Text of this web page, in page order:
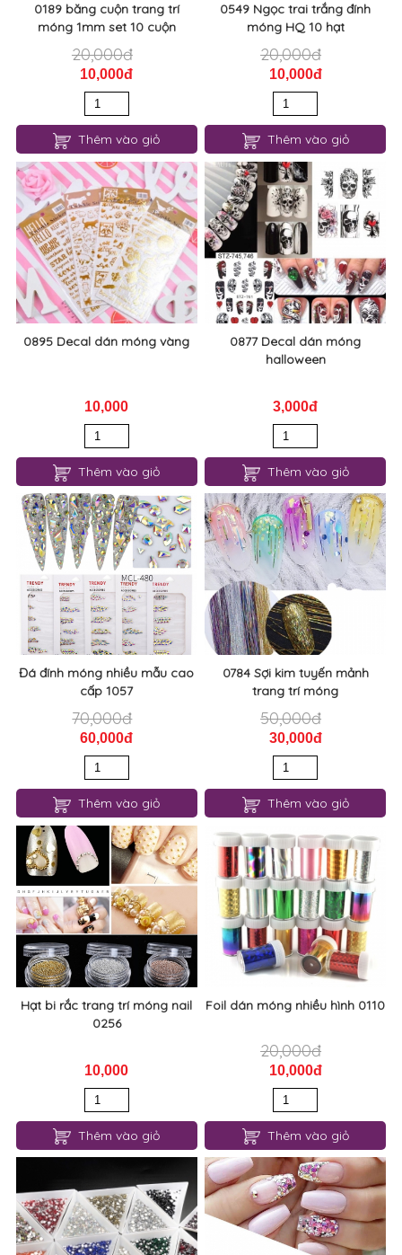
0189 băng cuộn trang trí
móng 1mm set 10 cuộn
20,000đ
10,000đ
Thêm vào giỏ
0549 Ngọc trai trắng đính
móng HQ 10 hạt
20,000đ
10,000đ
Thêm vào giỏ
0895 Decal dán móng vàng
10,000
Thêm vào giỏ
0877 Decal dán móng
halloween
3,000đ
Thêm vào giỏ
Đá đính móng nhiều mẫu cao
cấp 1057
70,000đ
60,000đ
Thêm vào giỏ
0784 Sợi kim tuyến mảnh
trang trí móng
50,000đ
30,000đ
Thêm vào giỏ
Hạt bi rắc trang trí móng nail
0256
10,000
Thêm vào giỏ
Foil dán móng nhiều hình 0110
20,000đ
10,000đ
Thêm vào giỏ